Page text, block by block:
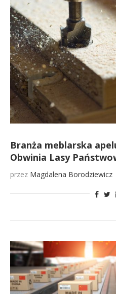
Branża meblarska
Obwinia Lasy
przez Magdalena Borodziewicz